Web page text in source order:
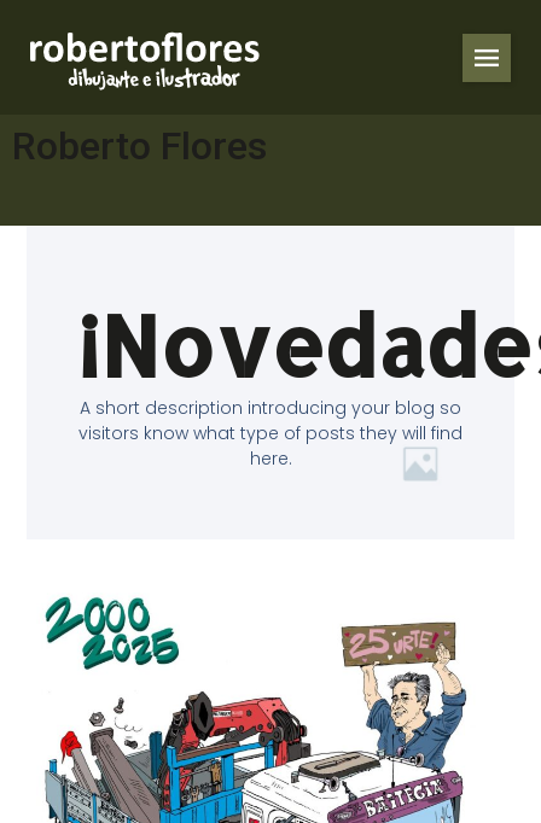
Roberto Flores
A short description introducing your blog so
visitors know what type of posts they will find
here.